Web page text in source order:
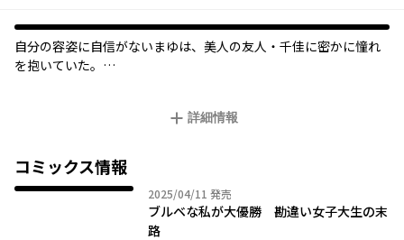
自分の容姿に自信がないまゆは、美人の友人・千佳に密かに憧れ
を抱いていた。
な発言や、自撮り写真を加工したり、露出がひどくなったりと、
そんな千佳の言動をまゆは心配し助言するが、聞く耳を持たない
千佳の暴走はどんどん加速。文化祭のミスキャンパスにも応募
し、優勝する気マンマンだったが、思わぬ展開に!?
詳細情報
コミックス情報
2025/04/11 2025年04月11日
発売
ブルベな私が大優勝 勘違い女子大生の末
路